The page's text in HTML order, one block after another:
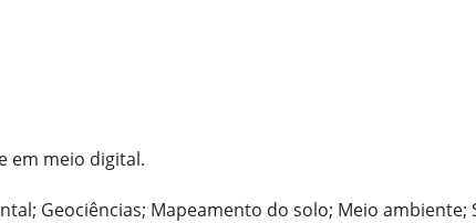
em meio digital.
Geociências; Mapeamento do solo; Meio ambiente;